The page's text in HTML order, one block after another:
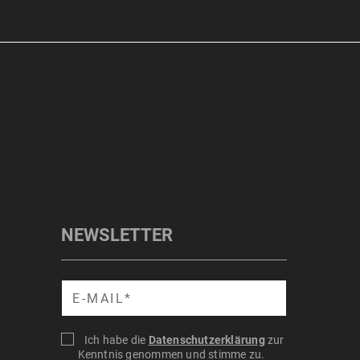
NEWSLETTER
Suche
Ich habe die Datenschutzerklärungzur
Kenntnis genommen und stimme zu.